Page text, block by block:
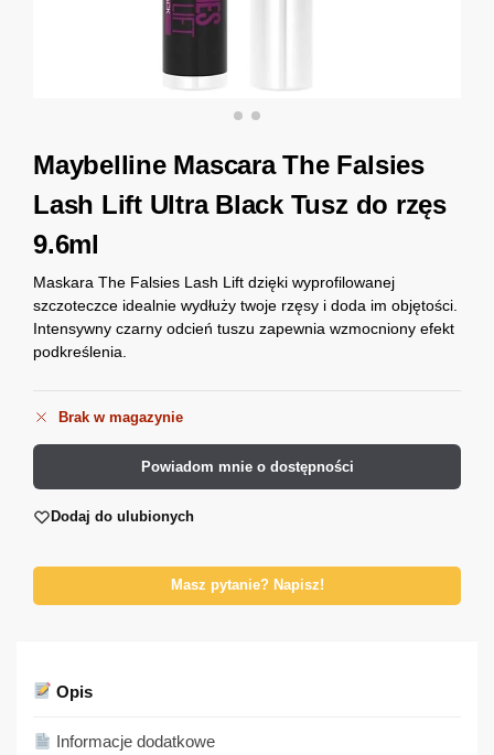
Maybelline Mascara The Falsies
Lash Lift Ultra Black Tusz do rzęs
9.6ml
Maskara The Falsies Lash Lift dzięki wyprofilowanej
szczoteczce idealnie wydłuży twoje rzęsy i doda im objętości.
Intensywny czarny odcień tuszu zapewnia wzmocniony efekt
podkreślenia.
Brak w magazynie
Powiadom mnie o dostępności
Dodaj do ulubionych
Masz pytanie? Napisz!
Opis
Informacje dodatkowe